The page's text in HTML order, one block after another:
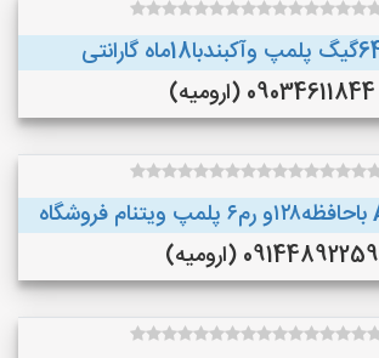
09034611844 (ارومیه)
09144892259 (ارومیه)